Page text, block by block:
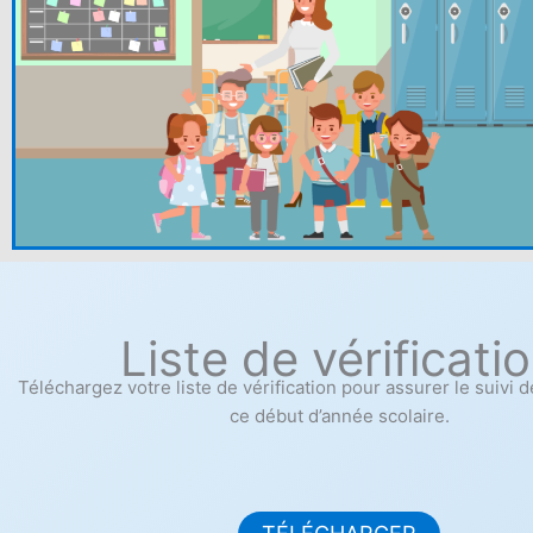
Liste de
Téléchargez votre liste de vérification pour assurer le suivi
ce début d’année scolaire.